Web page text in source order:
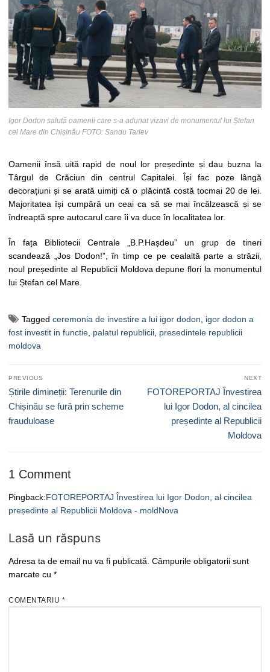
Igor Dodon salută oamenii care s-a adunat vizavi de monumentul lui Ștefan
cel Mare din Chișinău FOTO: Sandu Tarlev
Oamenii însă uită rapid de noul lor președinte și dau buzna la
Târgul de Crăciun din centrul Capitalei. Își fac poze lângă
decorațiuni și se arată uimiți că o plăcintă costă tocmai 20 de lei.
Majoritatea își cumpără un ceai ca să se mai încălzească și se
îndreaptă spre autocarul care îi va duce în localitatea lor.
În fața Bibliotecii Centrale „B.P.Hașdeu” un grup de tineri
scandează „Jos Dodon!”, în timp ce pe cealaltă parte a străzii,
noul președinte al Republicii Moldova depune flori la monumentul
lui Ștefan cel Mare.
Tagged ceremonia de investire a lui igor dodon, igor dodon a
fost investit in functie, palatul republicii, presedintele republicii
moldova
Navigare
în
articole
PREVIOUS
Previous
post:
Știrile dimineții: Terenurile din
Chișinău se fură prin scheme
frauduloase
NEXT
Next
post:
FOTOREPORTAJ Învestirea
lui Igor Dodon, al cincilea
președinte al Republicii
Moldova
1 Comment
Pingback:FOTOREPORTAJ Învestirea lui Igor Dodon, al cincilea
președinte al Republicii Moldova - moldNova
Lasă un răspuns
Adresa ta de email nu va fi publicată. Câmpurile obligatorii sunt
marcate cu *
COMENTARIU *